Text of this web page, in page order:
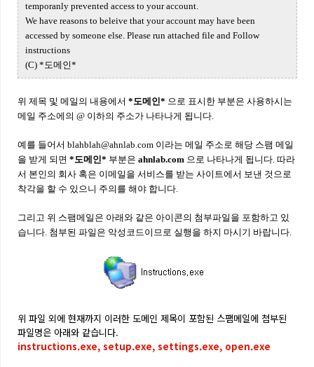
temporanly prevented access to your account.
We have reasons to beleive that your account may have been
accessed by someone else. Please run attached file and Follow
instructions
(C) *도메인*
위 제목 및 메일의 내용에서 *도메인* 으로 표시한 부분은 사용하시는
메일 주소에의 @ 이하의 주소가 나타나게 됩니다.
예를 들어서 blahblah@ahnlab.com 이라는 메일 주소로 해당 스팸 메일
을 받게 되면 *도메인* 부분은 ahnlab.com 으로 나타나게 됩니다. 따라
서 본인의 회사 혹은 이메일을 서비스를 받는 사이트에서 보낸 것으로
착각을 할 수 있으니 주의를 해야 합니다.
그리고 위 스팸메일은 아래와 같은 아이콘의 첨부파일을 포함하고 있
습니다. 첨부된 파일은 악성코드이므로 실행을 하지 마시기 바랍니다.
위 파일 외에 현재까지 이러한 도메인 제목이 포함된 스팸메일에 첨부된
파일명은 아래와 같습니다.
instructions.exe, setup.exe, settings.exe, open.exe